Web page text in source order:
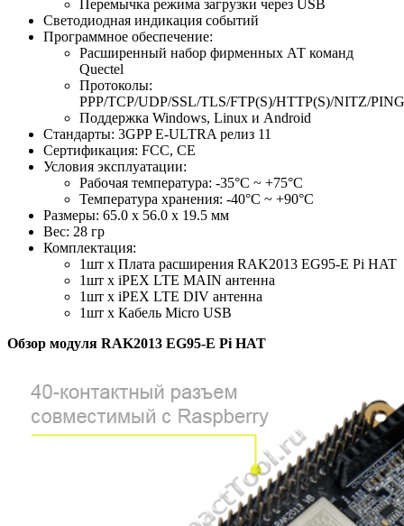
Перемычка режима загрузки через USB
Светодиодная индикация событий
Программное обеспечение:
Расширенный набор фирменных АТ команд
Quectel
Протоколы:
PPP/TCP/UDP/SSL/TLS/FTP(S)/HTTP(S)/NITZ/
Поддержка Windows, Linux и Android
Стандарты: 3GPP E-ULTRA релиз 11
Сертификация: FCC, CE
Условия эксплуатации:
Рабочая температура: -35°C ~ +75°C
Температура хранения: -40°C ~ +90°C
Размеры: 65.0 х 56.0 х 19.5 мм
Вес: 28 гр
Комплектация:
1шт х Плата расширения RAK2013 EG95-E Pi HAT
1шт х iPEX LTE MAIN антенна
1шт х iPEX LTE DIV антенна
1шт х Кабель Micro USB
Обзор модуля RAK2013 EG95-E Pi HAT